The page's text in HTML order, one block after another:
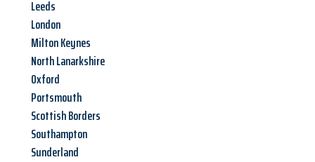
Leeds
London
Milton Keynes
North Lanarkshire
Oxford
Portsmouth
Scottish Borders
Southampton
Sunderland